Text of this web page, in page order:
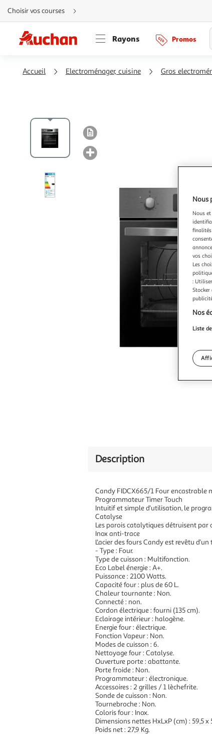
Aller
directement
au
Aller
directement
à
Aller
directement
Choisir vos courses
Rayons Promos
Accueil Electroménager, cuisine Gros
Description
Candy FIDCX665/1 Four encastrable
Programmateur Timer Touch
Intuitif et simple d'utilisation, le
Catalyse
Les parois catalytiques détruisent
Inox anti-trace
L'acier des fours Candy est revêtu
- Type : Four.
Type de cuisson : Multifonction.
Eco Label énergie : A+.
Puissance : 2100 Watts.
Capacité four : plus de 60 L.
Chaleur tournante : Non.
Connecté : non.
Cordon électrique : fourni (135 cm).
Eclairage intérieur : halogène.
Energie four : électrique.
Fonction Vapeur : Non.
Modes de cuisson : 6.
Nettoyage four : Catalyse.
Ouverture porte : abattante.
Porte froide : Non.
Programmateur : électronique.
Accessoires : 2 grilles / 1 lèchefrite.
Sonde de cuisson : Non.
Tournebroche : Non.
Coloris four : Inox.
Dimensions nettes HxLxP (cm) : 59,5 x
Poids net : 27,9 Kg.
Nous
Nous
finalités
vos
Les
:
Stocker
Nos
Liste